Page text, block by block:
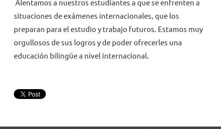
Alentamos a nuestros estudiantes a que se enfrenten a
situaciones de exámenes internacionales, que los
preparan para el estudio y trabajo futuros. Estamos muy
orgullosos de sus logros y de poder ofrecerles una
educación bilingüe a nivel internacional.